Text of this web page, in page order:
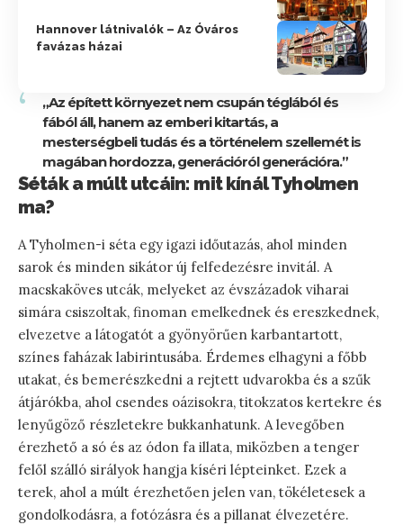
Hannover látnivalók – Az Óváros
favázas házai
„Az épített környezet nem csupán téglából és
fából áll, hanem az emberi kitartás, a
mesterségbeli tudás és a történelem szellemét is
magában hordozza, generációról generációra.”
Séták a múlt utcáin: mit kínál Tyholmen
ma?
A Tyholmen-i séta egy igazi időutazás, ahol minden
sarok és minden sikátor új felfedezésre invitál. A
macskaköves utcák, melyeket az évszázadok viharai
simára csiszoltak, finoman emelkednek és ereszkednek,
elvezetve a látogatót a gyönyörűen karbantartott,
színes faházak labirintusába. Érdemes elhagyni a főbb
utakat, és bemerészkedni a rejtett udvarokba és a szűk
átjárókba, ahol csendes oázisokra, titokzatos kertekre és
lenyűgöző részletekre bukkanhatunk. A levegőben
érezhető a só és az ódon fa illata, miközben a tenger
felől szálló sirályok hangja kíséri lépteinket. Ezek a
terek, ahol a múlt érezhetően jelen van, tökéletesek a
gondolkodásra, a fotózásra és a pillanat élvezetére.